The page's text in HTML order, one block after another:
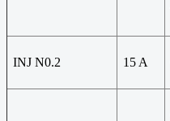
INJ N0.2 15 A